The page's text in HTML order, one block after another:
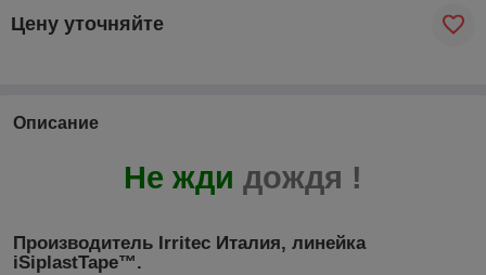
Цену уточняйте
Описание
Не жди дождя !
Производитель Irritec Италия, линейка
iSiplastTape™.